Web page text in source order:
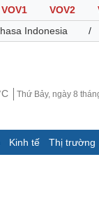
VOV1 VOV2
Indonesia /
Thứ Bảy, ngày 8
Kinh tế Thị trường